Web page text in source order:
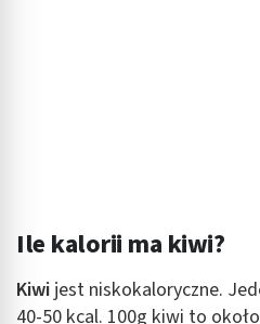
Ile kalorii ma kiwi?
Kiwi jest niskokaloryczne.
40-50 kcal. 100g kiwi to